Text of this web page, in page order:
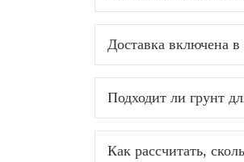
Доставка включена
Подходит ли грунт
Как рассчитать,